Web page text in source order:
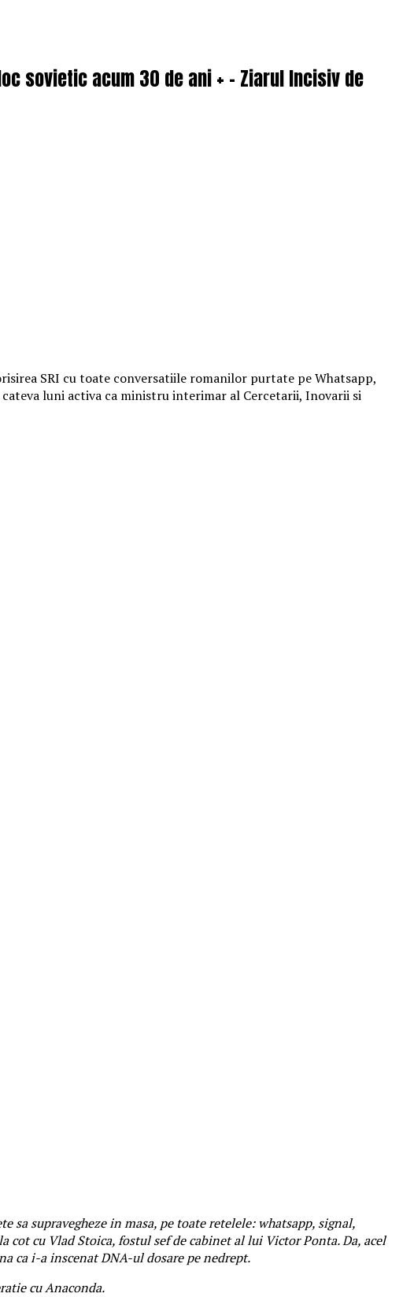
sovietic acum 30 de ani + – Ziarul Incisiv de
SRI cu toate conversatiile romanilor purtate pe Whatsapp,
luni activa ca ministru interimar al Cercetarii, Inovarii si
supravegheze in masa, pe toate retelele: whatsapp, signal,
cu Vlad Stoica, fostul sef de cabinet al lui Victor Ponta. Da, acel
ca i-a inscenat DNA-ul dosare pe nedrept.
cu Anaconda.